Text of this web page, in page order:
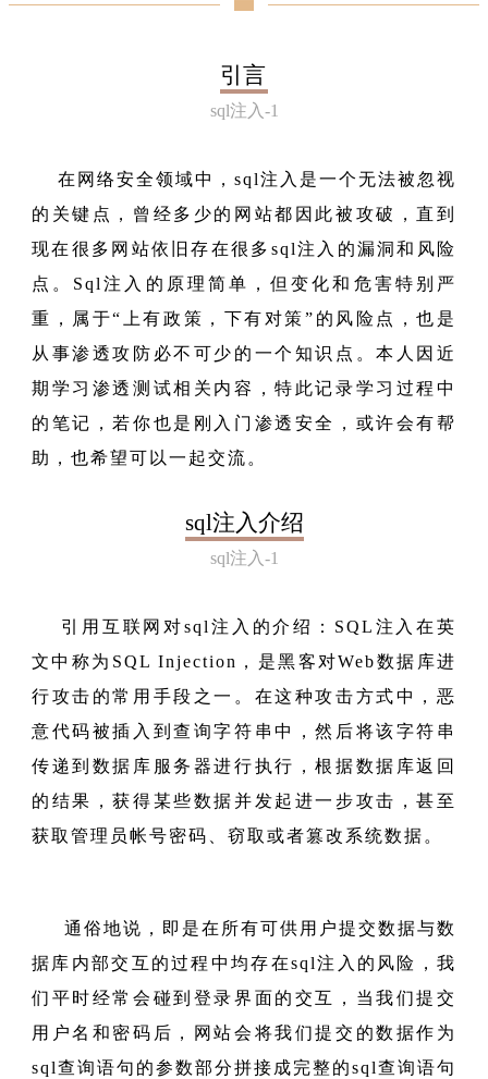
引言
sql注入-1
在网络安全领域中，sql注入是一个无法被忽视
的关键点，曾经多少的网站都因此被攻破，直到
现在很多网站依旧存在很多sql注入的漏洞和风险
点。Sql注入的原理简单，但变化和危害特别严
重，属于“上有政策，下有对策”的风险点，也是
从事渗透攻防必不可少的一个知识点。本人因近
期学习渗透测试相关内容，特此记录学习过程中
的笔记，若你也是刚入门渗透安全，或许会有帮
助，也希望可以一起交流。
sql注入介绍
sql注入-1
引用互联网对sql注入的介绍：SQL注入在英
文中称为SQL Injection，是黑客对Web数据库进
行攻击的常用手段之一。在这种攻击方式中，恶
意代码被插入到查询字符串中，然后将该字符串
传递到数据库服务器进行执行，根据数据库返回
的结果，获得某些数据并发起进一步攻击，甚至
获取管理员帐号密码、窃取或者篡改系统数据。
通俗地说，即是在所有可供用户提交数据与数
据库内部交互的过程中均存在sql注入的风险，我
们平时经常会碰到登录界面的交互，当我们提交
用户名和密码后，网站会将我们提交的数据作为
sql查询语句的参数部分拼接成完整的sql查询语句